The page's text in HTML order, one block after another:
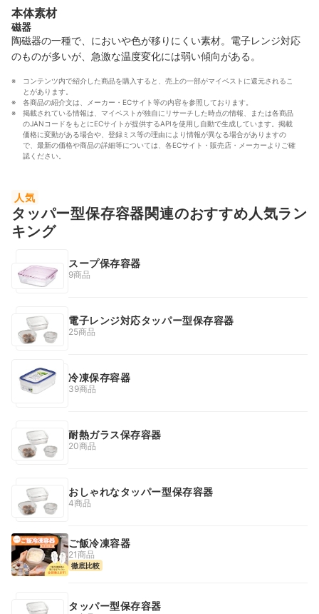
本体素材
磁器
陶磁器の一種で、においや色が移りにくい素材。電子レンジ対応
のものが多いが、急激な温度変化には弱い傾向がある。
コンテンツ内で紹介した商品を購入すると、売上の一部がマイベストに還元されるこ
とがあります。
各商品の紹介文は、メーカー・ECサイト等の内容を参照しております。
掲載されている情報は、マイベストが独自にリサーチした時点の情報、または各商品
のJANコードをもとにECサイトが提供するAPIを使用し自動で生成しています。掲載
価格に変動がある場合や、登録ミス等の理由により情報が異なる場合がありますの
で、最新の価格や商品の詳細等については、各ECサイト・販売店・メーカーよりご確
認ください。
人気
タッパー型保存容器関連のおすすめ人気ラン
キング
スープ保存容器
9商品
電子レンジ対応タッパー型保存容器
25商品
冷凍保存容器
39商品
耐熱ガラス保存容器
20商品
おしゃれなタッパー型保存容器
4商品
ご飯冷凍容器
21商品
徹底比較
タッパー型保存容器